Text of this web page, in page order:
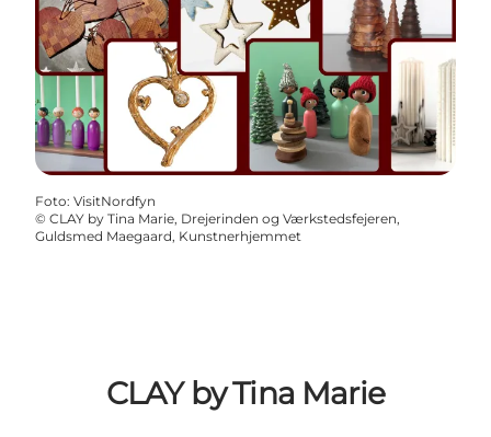
Foto: VisitNordfyn
© CLAY by Tina Marie, Drejerinden og Værkstedsfejeren,
Guldsmed Maegaard, Kunstnerhjemmet
CLAY by Tina Marie